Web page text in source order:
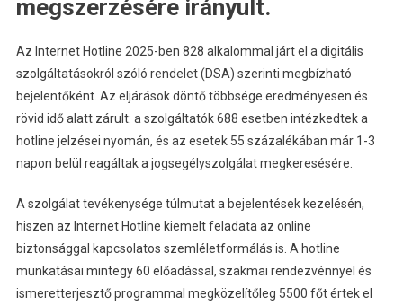
megszerzésére irányult.
Az Internet Hotline 2025-ben 828 alkalommal járt el a digitális
szolgáltatásokról szóló rendelet (DSA) szerinti megbízható
bejelentőként. Az eljárások döntő többsége eredményesen és
rövid idő alatt zárult: a szolgáltatók 688 esetben intézkedtek a
hotline jelzései nyomán, és az esetek 55 százalékában már 1-3
napon belül reagáltak a jogsegélyszolgálat megkeresésére.
A szolgálat tevékenysége túlmutat a bejelentések kezelésén,
hiszen az Internet Hotline kiemelt feladata az online
biztonsággal kapcsolatos szemléletformálás is. A hotline
munkatásai mintegy 60 előadással, szakmai rendezvénnyel és
ismeretterjesztő programmal megközelítőleg 5500 főt értek el